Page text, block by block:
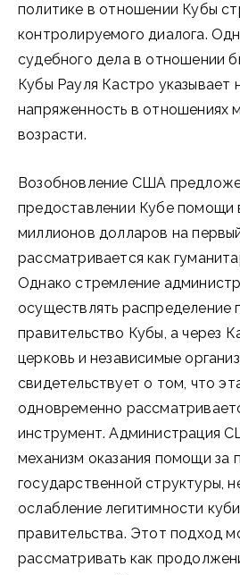
политике в отношении Кубы
контролируемого диалога.
судебного дела в отношении
Кубы Рауля Кастро указывает
напряженность в отношениях
возрасти.
Возобновление США
предоставлении Кубе помощи
миллионов долларов на
рассматривается как
Однако стремление
осуществлять распределение
правительство Кубы, а через
церковь и независимые
свидетельствует о том, что
одновременно
инструмент. Администрация
механизм оказания помощи за
государственной структуры,
ослабление легитимности
правительства. Этот подход
рассматривать как